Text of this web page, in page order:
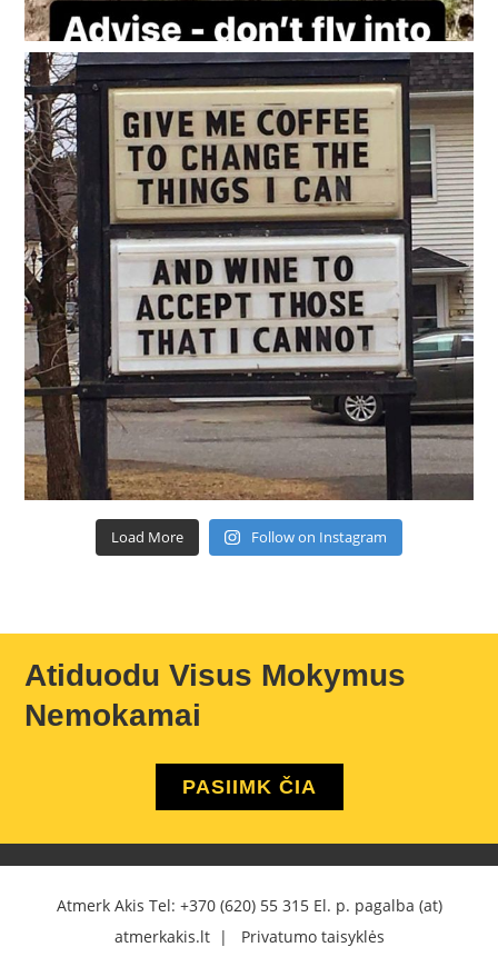
Load More Follow on Instagram
Atiduodu Visus Mokymus
Nemokamai
PASIIMK ČIA
Atmerk Akis Tel: +370 (620) 55 315El. p. pagalba (at)
atmerkakis.lt | Privatumo taisyklės